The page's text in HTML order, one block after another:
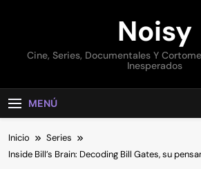
Noisy
Cine, Series, Documentales Y
Inesperados
MENÚ
Inicio
Series
Inside Bill’s Brain: Decoding Bill Gates, su